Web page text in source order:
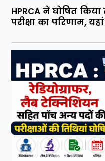
HPRCA ने घोषित किया
परीक्षा का परिणाम,